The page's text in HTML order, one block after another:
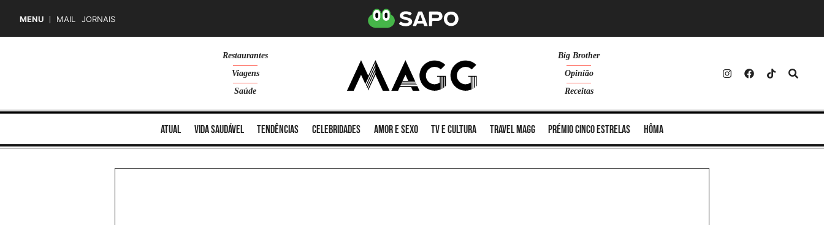
MENU MAIL JORNAIS
Restaurantes
Viagens
Saúde
Big Brother
Opinião
Receitas
atual vida saudável tendências celebridades amor e sexo TV e cultura Travel MAGG Prémio Cinco Estrelas Hôma